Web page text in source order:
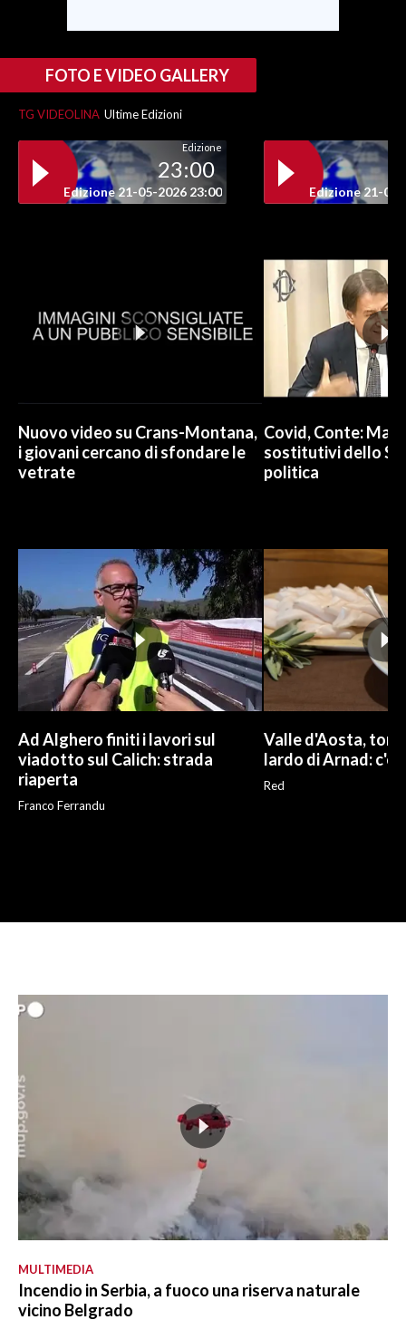
FOTO E VIDEO GALLERY
TG VIDEOLINA Ultime Edizioni
Edizione
23:00
Edizione 21-05-2026 23:00 Edizione 21-05-
Nuovo video su Crans-Montana,
i giovani cercano di sfondare le
vetrate
Covid, Conte: Mai
sostitutivi dello
politica
Ad Alghero finiti i lavori sul
viadotto sul Calich: strada
riaperta
Franco Ferrandu
Valle d'Aosta,
lardo di Arnad: c'è
Red
MULTIMEDIA
Incendio in Serbia, a fuoco una riserva naturale
vicino Belgrado